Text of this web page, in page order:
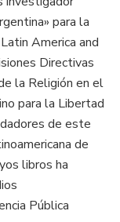
para la
America and
Directivas
la Religión en el
para la Libertad
de este
de
libros ha
Pública